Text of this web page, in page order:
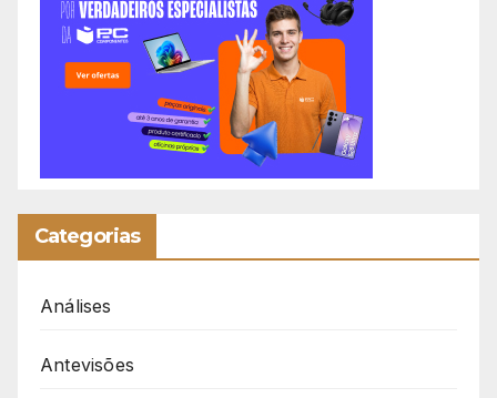
Categorias
Análises
Antevisões